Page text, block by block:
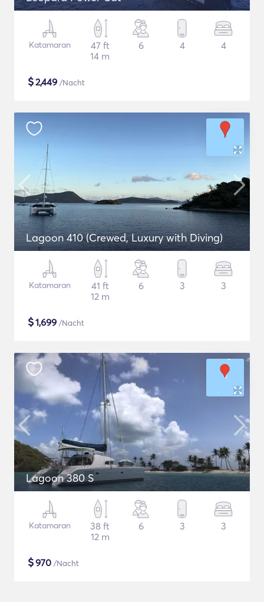
Katamaran
47 ft
14 m
6 4 4
$2,449 /Nacht
Lagoon 410 (Crewed, Luxury with Diving)
Katamaran
41 ft
12 m
6 3 3
$1,699 /Nacht
Lagoon 380 S
Katamaran
38 ft
12 m
6 3 3
$970 /Nacht